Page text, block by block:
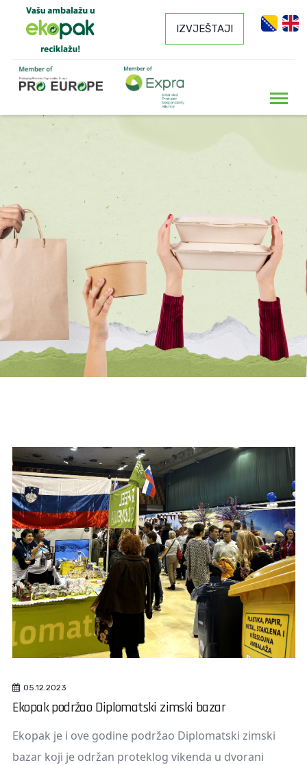
IZVJEŠTAJI
05.12.2023
Ekopak podržao Diplomatski zimski bazar
Ekopak je i ove godine podržao Diplomatski zimski
bazar koji je održan proteklog vikenda u dvorani